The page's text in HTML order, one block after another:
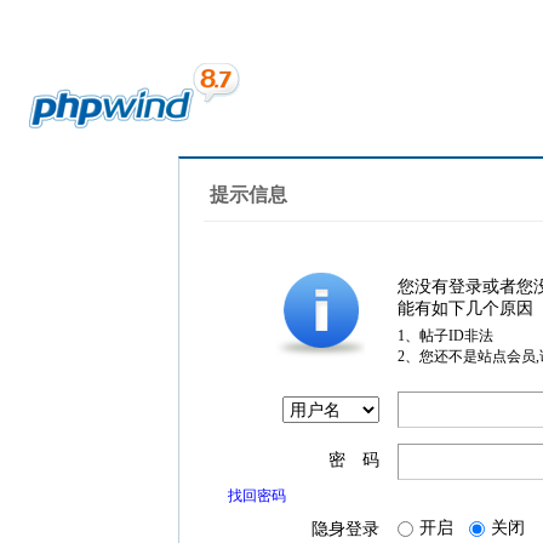
提示信息
您没有登录或者您
能有如下几个原因
1、帖子ID非法
2、您还不是站点会员
密 码
找回密码
隐身登录 开启 关闭